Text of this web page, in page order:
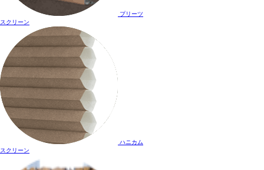
プリーツ
スクリーン
ハニカム
スクリーン